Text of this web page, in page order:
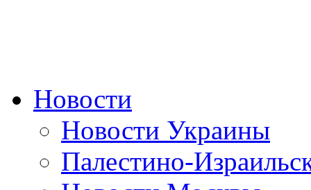
Новости
Новости Украины
Палестино-